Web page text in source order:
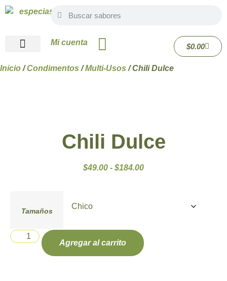
Mi cuenta $0.00
Inicio /Condimentos /Multi-Usos / Chili Dulce
Chili Dulce
$49.00 - $184.00
Tamaños
Agregar al carrito